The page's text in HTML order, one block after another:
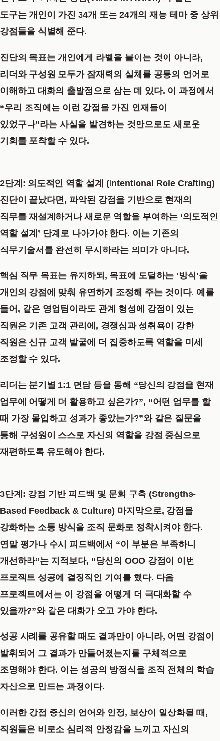
도구는 개인이 가진 34개 또는 24개의 재능 테마 중 상위
강점들을 식별해 준다.
진단의 목표는 개인에게 라벨을 붙이는 것이 아니라,
리더와 구성원 모두가 잠재력의 실체를 공통의 언어로
이해하고 대화의 출발점으로 삼는 데 있다. 이 과정에서
“우리 조직에는 이런 강점을 가진 인재들이
있었구나”라는 사실을 발견하는 것만으로도 새로운
기회를 포착할 수 있다.
2단계: 의도적인 역할 설계 (Intentional Role Crafting)
진단이 끝났다면, 파악된 강점을 기반으로 현재의
직무를 재설계하거나 새로운 역할을 부여하는 ‘의도적인
역할 설계’ 단계로 나아가야 한다. 이는 기존의
직무기술서를 완전히 무시하라는 의미가 아니다.
핵심 직무 목표는 유지하되, 목표에 도달하는 ‘방식’을
개인의 강점에 맞춰 유연하게 조정해 주는 것이다. 예를
들어, 같은 영업팀이라도 관계 형성에 강점이 있는
직원은 기존 고객 관리에, 경쟁심과 성취욕이 강한
직원은 신규 고객 발굴에 더 집중하도록 역할을 미세
조정할 수 있다.
리더는 분기별 1:1 면담 등을 통해 “당신의 강점을 현재
업무에 어떻게 더 활용하고 싶은가?”, “어떤 업무를 할
때 가장 몰입하고 성과가 좋았는가?”와 같은 질문을
통해 구성원이 스스로 자신의 역할을 강점 중심으로
재편하도록 유도해야 한다.
3단계: 강점 기반 피드백 및 문화 구축 (Strengths-
Based Feedback & Culture) 마지막으로, 강점을
강화하는 소통 방식을 조직 문화로 정착시켜야 한다.
연말 평가나 수시 피드백에서 “이 부분은 부족하니
개선하라”는 지적보다, “당신의 OOO 강점이 이번
프로젝트 성공에 결정적인 기여 를 했다. 다음
프로젝트에서는 이 강점을 어떻게 더 극대화할 수
있을까?”와 같은 대화가 오고 가야 한다.
성공 사례를 공유할 때도 결과만이 아니라, 어떤 강점이
발휘되어 그 결과가 만들어졌는지를 구체적으로
조명해야 한다. 이는 성공의 방정식을 조직 전체의 학습
자산으로 만드는 과정이다.
이러한 강점 중심의 언어와 인정, 보상이 일상화될 때,
직원들은 비로소 심리적 안정감을 느끼고 자신의